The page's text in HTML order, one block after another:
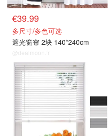
€39.99
多尺寸/多色可选
遮光窗帘 2块 140*240cm
@dealmoon.fr
百叶窗/卷帘窗